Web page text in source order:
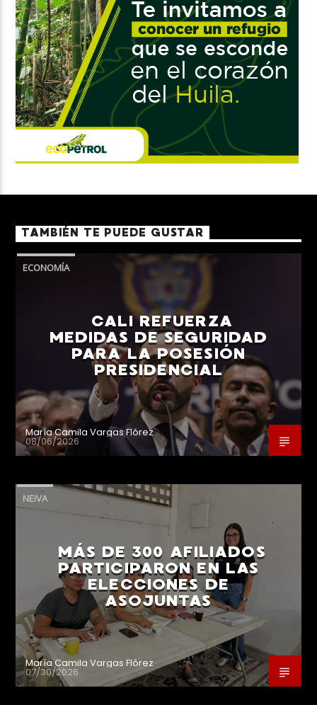
TAMBIÉN TE PUEDE GUSTAR
ECONOMÍA
CALI REFUERZA
MEDIDAS DE SEGURIDAD
PARA LA POSESIÓN
PRESIDENCIAL
María Camila Vargas Flórez
08/06/2026
NEIVA
MÁS DE 300 AFILIADOS
PARTICIPARON EN LAS
ELECCIONES DE
ASOJUNTAS
María Camila Vargas Flórez
07/30/2026